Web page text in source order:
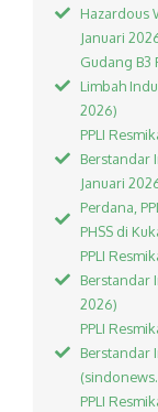
Hazardous
Januari
Gudang B3
Limbah
2026)
PPLI
Berstandar
Januari
Perdana,
PHSS di
PPLI
Berstandar
2026)
PPLI
Berstandar
PPLI